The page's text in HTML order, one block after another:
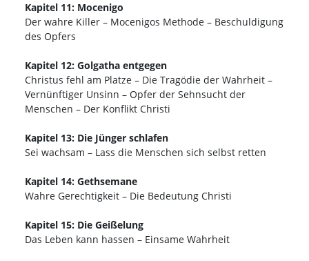
Kapitel 11: Mocenigo
Der wahre Killer – Mocenigos Methode – Beschuldigung
des Opfers
Kapitel 12: Golgatha entgegen
Christus fehl am Platze – Die Tragödie der Wahrheit –
Vernünftiger Unsinn – Opfer der Sehnsucht der
Menschen – Der Konflikt Christi
Kapitel 13: Die Jünger schlafen
Sei wachsam – Lass die Menschen sich selbst retten
Kapitel 14: Gethsemane
Wahre Gerechtigkeit – Die Bedeutung Christi
Kapitel 15: Die Geißelung
Das Leben kann hassen – Einsame Wahrheit